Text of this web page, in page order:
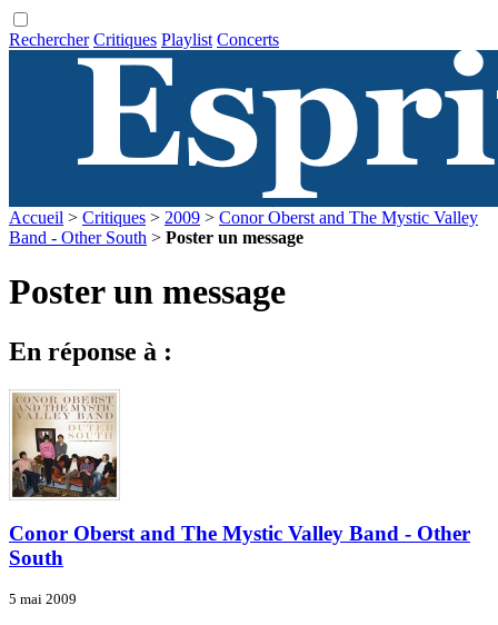
Rechercher Critiques Playlist Concerts
Accueil > Critiques > 2009 > Conor Oberst and The Mystic Valley
Band - Other South > Poster un message
Poster un message
En réponse à :
Conor Oberst and The Mystic Valley Band - Other
South
5 mai 2009